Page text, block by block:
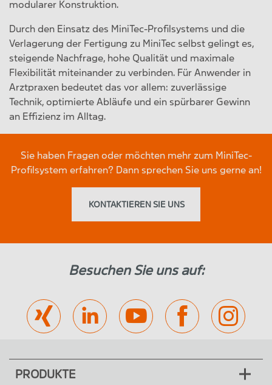
modularer Konstruktion.
Durch den Einsatz des MiniTec-Profilsystems und die
Verlagerung der Fertigung zu MiniTec selbst gelingt es,
steigende Nachfrage, hohe Qualität und maximale
Flexibilität miteinander zu verbinden. Für Anwender in
Arztpraxen bedeutet das vor allem: zuverlässige
Technik, optimierte Abläufe und ein spürbarer Gewinn
an Effizienz im Alltag.
Sie haben Fragen oder möchten mehr zum MiniTec-
Profilsystem erfahren? Dann sprechen Sie uns gerne an!
KONTAKTIEREN SIE UNS
Besuchen Sie uns auf:
PRODUKTE